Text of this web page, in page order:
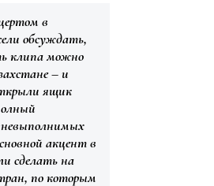
в
обсуждать,
клипа можно
– и
ящик
акцент в
сделать на
по которым